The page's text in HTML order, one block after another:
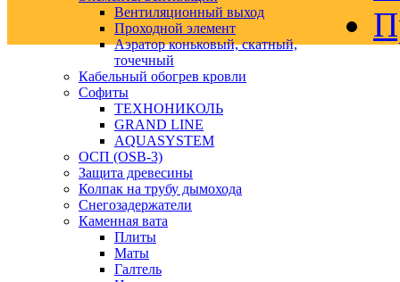
Вентиляционный выход
Проходной элемент
Аэратор коньковый, скатный,
точечный
Кабельный обогрев кровли
Софиты
ТЕХНОНИКОЛЬ
GRAND LINE
AQUASYSTEM
ОСП (OSB-3)
Защита древесины
Колпак на трубу дымохода
Снегозадержатели
Каменная вата
Плиты
Маты
Галтель